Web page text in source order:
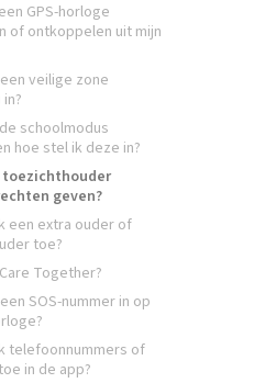
GPS-horloge
of ontkoppelen uit mijn
veilige zone
schoolmodus
hoe stel ik deze in?
toezichthouder
geven?
een extra ouder of
toe?
Together?
SOS-nummer in op
telefoonnummers of
in de app?